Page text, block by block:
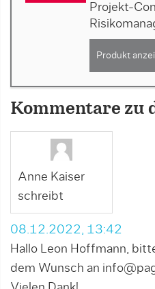
Projekt-
Produkt
Kommentare zu
Anne Kaiser
schreibt
08.12.2022, 13:42
Hallo Leon Hoffmann,
dem Wunsch an